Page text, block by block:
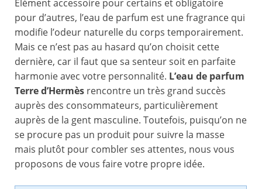
Élément accessoire pour certains et obligatoire
pour d’autres, l’eau de parfum est une fragrance qui
modifie l’odeur naturelle du corps temporairement.
Mais ce n’est pas au hasard qu’on choisit cette
dernière, car il faut que sa senteur soit en parfaite
harmonie avec votre personnalité. L’eau de parfum
Terre d’Hermès rencontre un très grand succès
auprès des consommateurs, particulièrement
auprès de la gent masculine. Toutefois, puisqu’on ne
se procure pas un produit pour suivre la masse
mais plutôt pour combler ses attentes, nous vous
proposons de vous faire votre propre idée.